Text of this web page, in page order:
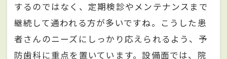
するのではなく、定期検診やメンテナンスまで
継続して通われる方が多いですね。こうした患
者さんのニーズにしっかり応えられるよう、予
防歯科に重点を置いています。設備面では、院